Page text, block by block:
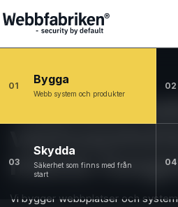
Tekniken
måste
Vi bygger webbplatser och
01 Bygga
Webb system och produkter
02
03
Skydda
Säkerhet som finns med från
start
04